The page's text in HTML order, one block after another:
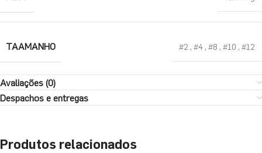
TAAMANHO #2 , #4 , #8 , #10 , #12
Avaliações (0)
Despachos e entregas
Produtos relacionados